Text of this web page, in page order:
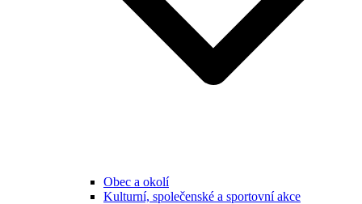
Obec a okolí
Kulturní, společenské a sportovní akce